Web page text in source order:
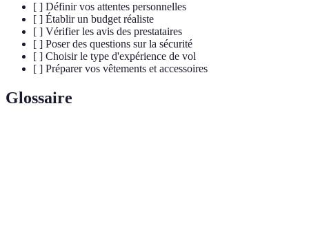
[ ] Définir vos attentes personnelles
[ ] Établir un budget réaliste
[ ] Vérifier les avis des prestataires
[ ] Poser des questions sur la sécurité
[ ] Choisir le type d'expérience de vol
[ ] Préparer vos vêtements et accessoires
Glossaire